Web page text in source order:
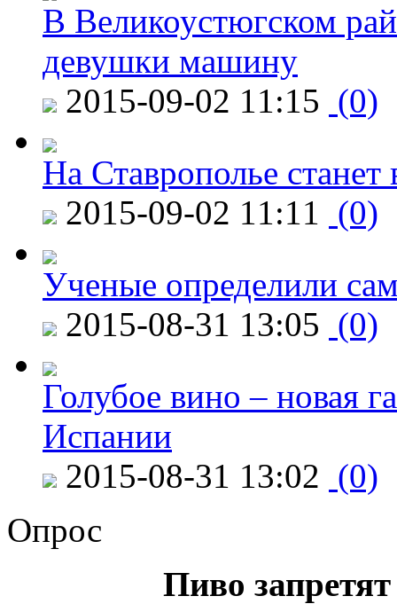
В Великоустюгском
девушки машину
2015-09-02 11:15 (0)
На Ставрополье
2015-09-02 11:11 (0)
Ученые определили
2015-08-31 13:05 (0)
Голубое вино – новая
Испании
2015-08-31 13:02 (0)
Опрос
Пиво